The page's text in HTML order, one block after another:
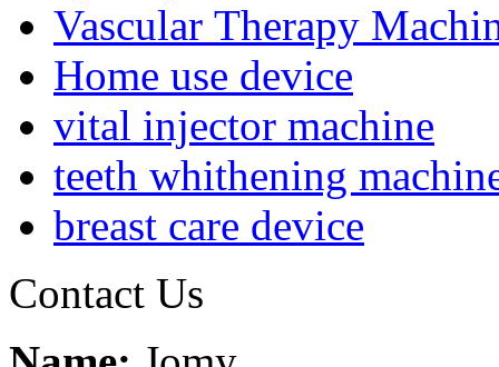
Vascular Therapy
Home use device
vital injector machine
teeth whithening
breast care device
Contact Us